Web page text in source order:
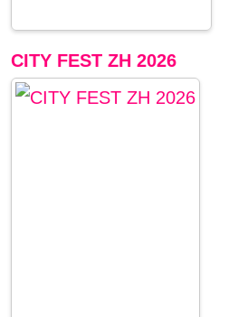
CITY FEST ZH 2026